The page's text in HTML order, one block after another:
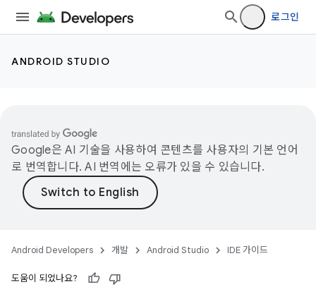
로그인
ANDROID STUDIO
Google은 AI 기술을 사용하여 콘텐츠를 사용자의 기본 언어
로 번역합니다. AI 번역에는 오류가 있을 수 있습니다.
Android Developers 개발 Android Studio IDE 가이드
도움이 되었나요?